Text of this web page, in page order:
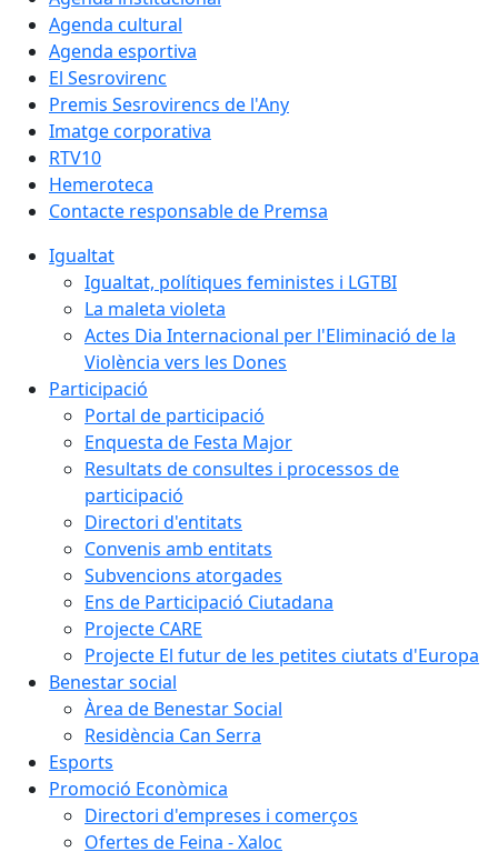
Agenda cultural
Agenda esportiva
El Sesrovirenc
Premis Sesrovirencs de l'Any
Imatge corporativa
RTV10
Hemeroteca
Contacte responsable de Premsa
Igualtat
Igualtat, polítiques feministes i LGTBI
La maleta violeta
Actes Dia Internacional per l'Eliminació de la
Violència vers les Dones
Participació
Portal de participació
Enquesta de Festa Major
Resultats de consultes i processos de
participació
Directori d'entitats
Convenis amb entitats
Subvencions atorgades
Ens de Participació Ciutadana
Projecte CARE
Projecte El futur de les petites ciutats d'Europa
Benestar social
Àrea de Benestar Social
Residència Can Serra
Esports
Promoció Econòmica
Directori d'empreses i comerços
Ofertes de Feina - Xaloc